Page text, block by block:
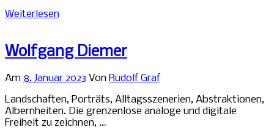
Weiterlesen
Wolfgang Diemer
Am 8. Januar 2023 Von Rudolf Graf
Landschaften, Porträts, Alltagsszenerien, Abstraktionen,
Albernheiten. Die grenzenlose analoge und digitale
Freiheit zu zeichnen, …